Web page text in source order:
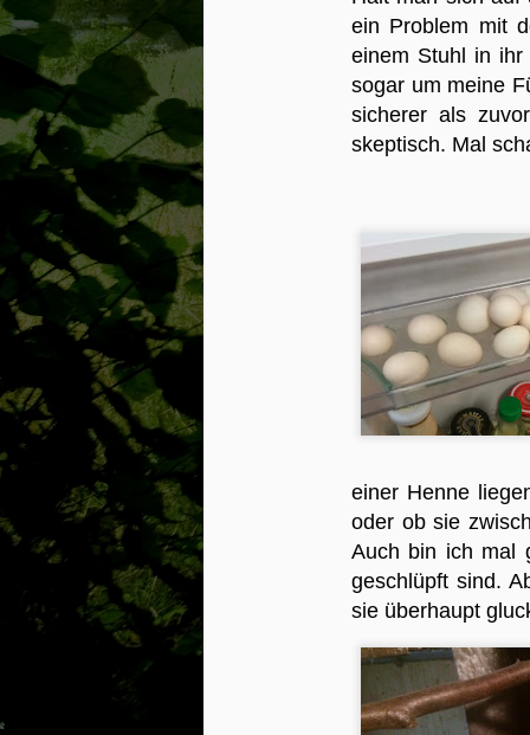
ein Problem mit
einem Stuhl in
sogar um meine
sicherer als
skeptisch. Mal
einer Henne
oder ob sie
Auch bin ich mal
geschlüpft sind.
sie überhaupt